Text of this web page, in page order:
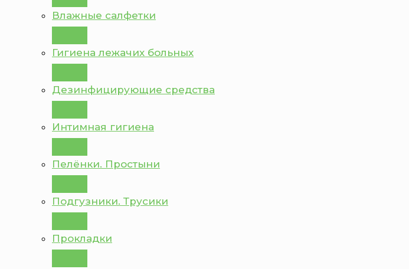
Влажные салфетки
Гигиена лежачих больных
Дезинфицирующие средства
Интимная гигиена
Пелёнки. Простыни
Подгузники. Трусики
Прокладки